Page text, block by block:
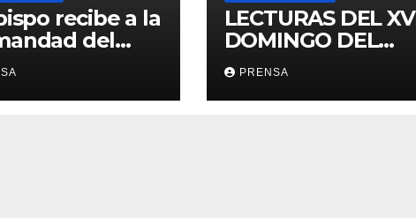
recibe a la
del
LECTURAS DEL XV
DOMINGO DEL
TIEMPO
ORDINARIO (A)
PRENSA